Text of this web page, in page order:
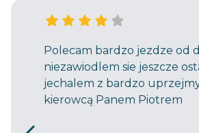
Polecam bardzo jezdze od
niezawiodlem sie jeszcze
jechalem z bardzo
kierowcą Panem Piotrem